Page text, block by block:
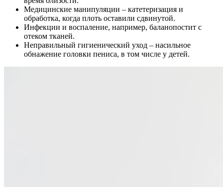
Медицинские манипуляции – катетеризация и
обработка, когда плоть оставили сдвинутой.
Инфекции и воспаление, например, баланопостит с
отеком тканей.
Неправильный гигиенический уход – насильное
обнажение головки пениса, в том числе у детей.